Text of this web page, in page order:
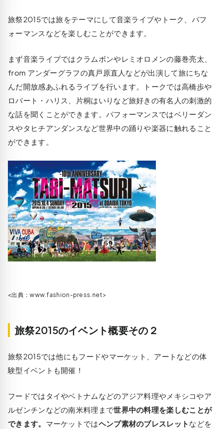
旅祭2015では旅をテーマにして音楽ライブやトーク、パフ
ォーマンスなどを楽しむことができます。
まず音楽ライブでは クラムボンやレミオロメンの藤巻亮太
from アンダーグラフの真戸原直人 などが出演して旅にちな
んだ開放感あふれるライブを行います。トークでは高橋歩や
ロバート・ハリス
片桐はいり など旅好きの有名人の刺激的
な話を聞くことができます。パフォーマンスではベリーダン
スやタヒチアンダンスなど世界中の踊りや楽器に触れること
ができます。
<出典：www.fashion-press.net>
旅祭2015のイベント概要その２
旅祭2015では他にもフードやマーケット、アートなどの体
験型イベントも開催！
フードではタイやベトナムなどのアジア料理やメキシコやア
ルゼンチンなどの南米料理まで世界中の料理を楽しむことが
できます。 マーケットではヘンプ素材のブレスレット などを